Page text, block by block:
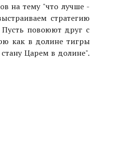
на тему "что лучше -
стратегию
повоюют друг с
как в долине тигры
Царем в долине".